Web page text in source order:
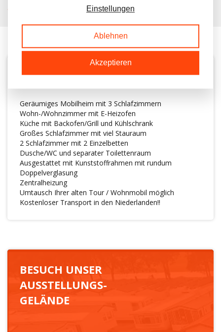
KUNDEN BEWERTEN UNS MIT A 9.6/10
BESCHREIBUNG
Geräumiges Mobilheim mit 3 Schlafzimmern
Wohn-/Wohnzimmer mit E-Heizofen
Küche mit Backofen/Grill und Kühlschrank
Großes Schlafzimmer mit viel Stauraum
2 Schlafzimmer mit 2 Einzelbetten
Dusche/WC und separater Toilettenraum
Ausgestattet mit Kunststoffrahmen mit rundum
Doppelverglasung
Zentralheizung
Umtausch Ihrer alten Tour / Wohnmobil möglich
Kostenloser Transport in den Niederlanden!!
BESUCH UNSER
AUSSTELLUNGS-
GELÄNDE
Einstellungen
Ablehnen
Akzeptieren